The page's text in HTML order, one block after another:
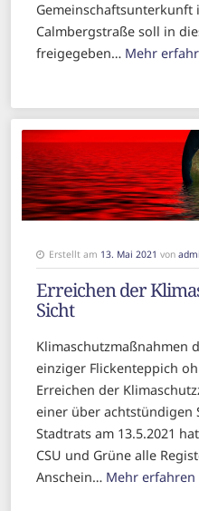
Gemeinschaftsunterkunft
Calmbergstraße soll in
freigegeben… Mehr
Erstellt am 13. Mai 2021 von
Erreichen der
Sicht
Klimaschutzmaßnahmen
einziger Flickenteppich
Erreichen der
einer über achtstündigen
Stadtrats am 13.5.2021
CSU und Grüne alle
Anschein… Mehr erfahren